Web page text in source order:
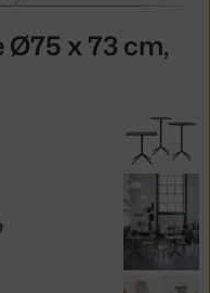
Ø75 x 73 cm,